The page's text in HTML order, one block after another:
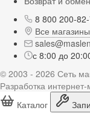
8 800 200-82-
Все магазины
с 8:00 до
© 2003 - 2026 Сеть
Разработка
Каталог